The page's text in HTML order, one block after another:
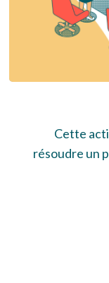
Cette
résoudre un